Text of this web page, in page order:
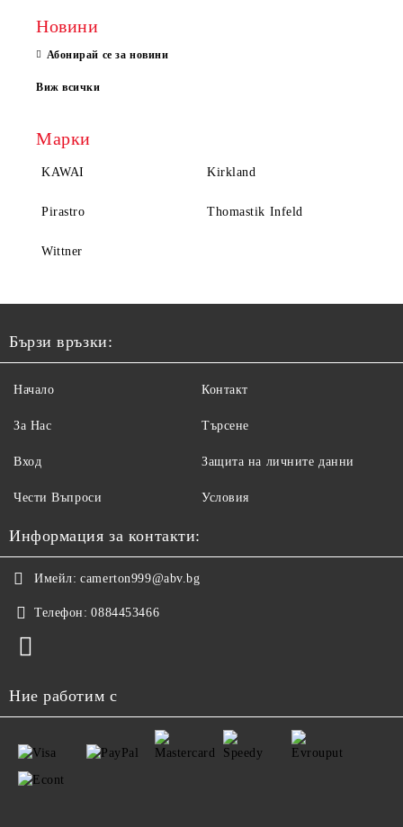
Новини
Абонирай се за новини
Виж всички
Марки
KAWAI Kirkland
Pirastro Thomastik Infeld
Wittner
Бързи връзки:
Начало
За Нас
Вход
Чести Въпроси
Контакт
Търсене
Защита на личните данни
Условия
Информация за контакти:
Имейл: camerton999@abv.bg
Телефон: 0884453466
Ние работим с